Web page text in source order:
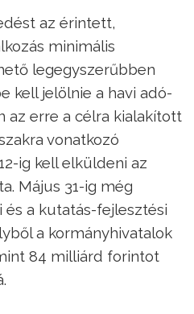
az érintett,
minimális
legegyszerűbben
kell jelölnie a havi adó-
az erre a célra kialakított
vonatkozó
ig kell elküldeni az
Május 31-ig még
és a kutatás-fejlesztési
a kormányhivatalok
84 milliárd forintot